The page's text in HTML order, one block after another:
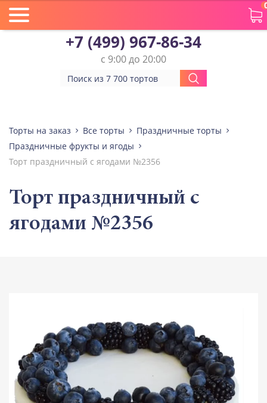
+7 (499) 967-86-34
с 9:00 до 20:00
Торты на заказ Все торты
Праздничные торты
Праздничные фрукты и ягоды
Торт праздничный с ягодами №2356
Торт праздничный с
ягодами №2356